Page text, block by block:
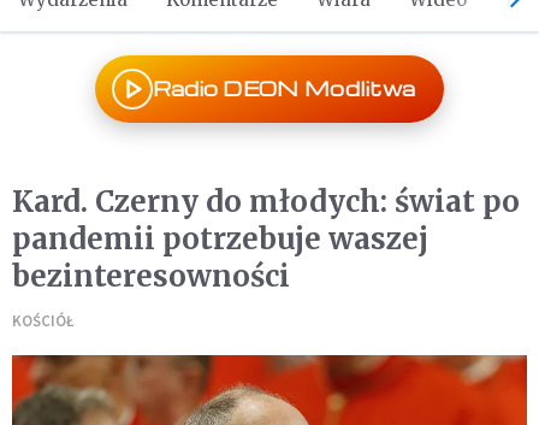
Radio DEON Modlitwa
Kard. Czerny do młodych: świat po
pandemii potrzebuje waszej
bezinteresowności
KOŚCIÓŁ